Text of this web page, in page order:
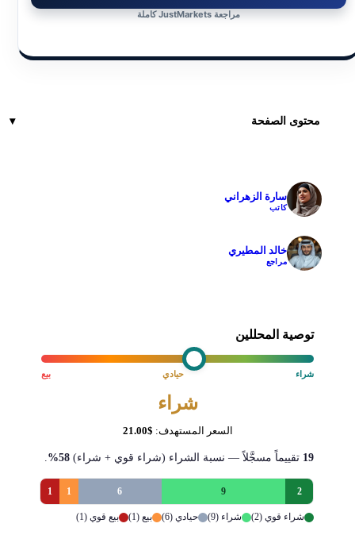
مراجعة JustMarkets كاملة
محتوى الصفحة
سارة الزهراني
كاتب
خالد المطيري
مراجع
توصية المحللين
بيع حيادي شراء
شراء
السعر المستهدف: $21.00
19تقييماً مسجَّلاً — نسبة الشراء (شراء قوي + شراء) 58%
.
2
9
6
1
1
شراء قوي (2) شراء (9) حيادي (6) بيع (1) بيع قوي (1)